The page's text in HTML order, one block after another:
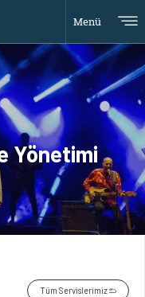
Menü
Yönetimi
Tüm Servislerimiz